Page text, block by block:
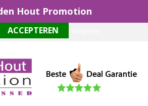
Hout Promotion
te laten functioneren maken wij gebruik van